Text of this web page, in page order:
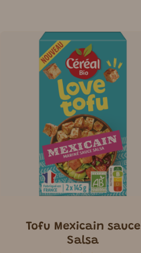
Tofu Mexicain sauce
Salsa